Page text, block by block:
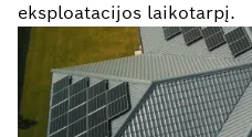
eksploatacijos laikotarpį.